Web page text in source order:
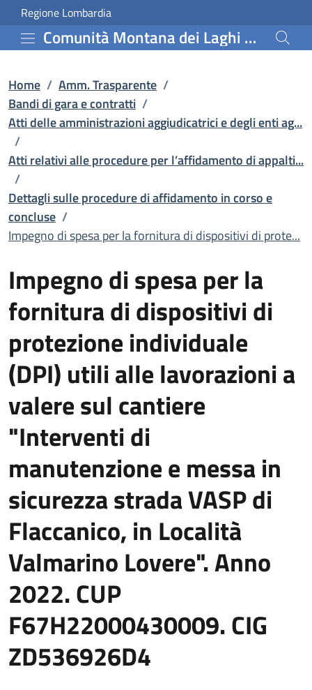
Vai al contenuto principale
Impegno di spesa per
Regione Lombardia
Comunità Montana dei Laghi Bergamaschi
Home / Amm. Trasparente /
Bandi di gara e contratti /
Atti delle amministrazioni aggiudicatrici e degli enti ag...
/
Atti relativi alle procedure per l’affidamento di appalti...
/
Dettagli sulle procedure di affidamento in corso e
concluse /
Impegno di spesa per la fornitura di dispositivi di prote...
Impegno di spesa per la
fornitura di dispositivi di
protezione individuale
(DPI) utili alle lavorazioni a
valere sul cantiere
"Interventi di
manutenzione e messa in
sicurezza strada VASP di
Flaccanico, in Località
Valmarino Lovere". Anno
2022. CUP
F67H22000430009. CIG
ZD536926D4